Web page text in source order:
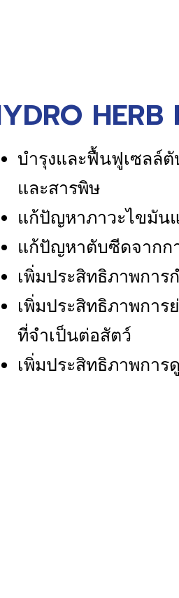
HERB
บำรุงและฟื้นฟูเซลล์ตั
และสารพิษ
แก้ปัญหาภาวะไขมัน
แก้ปัญหาตับซีดจากก
เพิ่มประสิทธิภาพการ
เพิ่มประสิทธิภาพกา
ที่จำเป็นต่อสัตว์
เพิ่มประสิทธิภาพการ